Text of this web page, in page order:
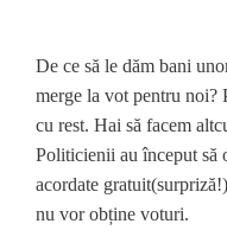
De ce să le dăm bani
merge la vot pentru noi?
cu rest. Hai să facem
Politicienii au început să
acordate
nu vor obține voturi.